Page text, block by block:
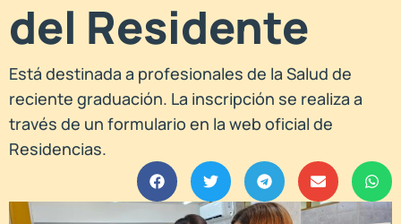
del Residente
Está destinada a profesionales de la Salud de
reciente graduación. La inscripción se realiza a
través de un formulario en la web oficial de
Residencias.